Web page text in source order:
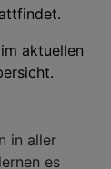
aktuellen
.
in aller
es